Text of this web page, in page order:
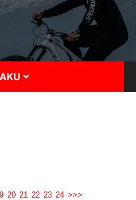
20 21 22 23 24 >>>